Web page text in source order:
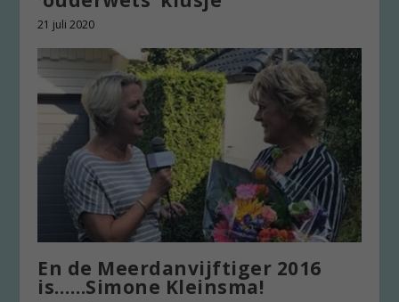
21 juli 2020
En de Meerdanvijftiger 2016
is……Simone Kleinsma!